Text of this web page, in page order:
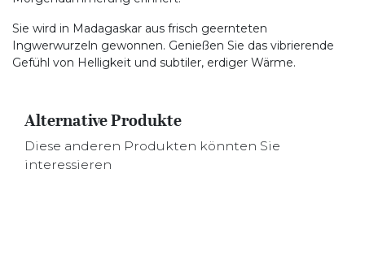
Sie wird in Madagaskar aus frisch geernteten
Ingwerwurzeln gewonnen. Genießen Sie das vibrierende
Gefühl von Helligkeit und subtiler, erdiger Wärme.
Alternative Produkte
Diese anderen Produkten könnten Sie
interessieren